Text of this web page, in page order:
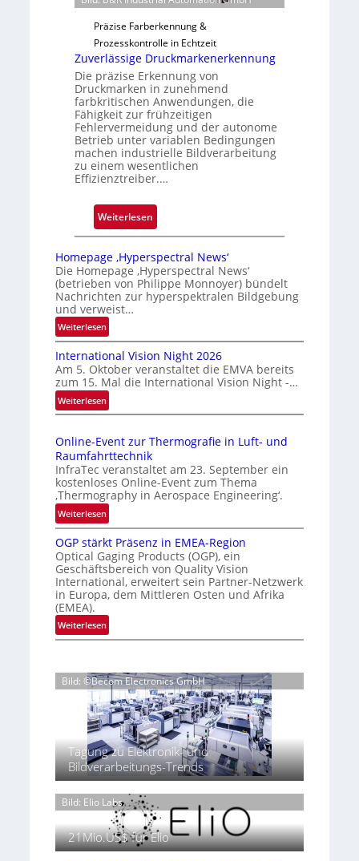
i
l
o
r
t
i
g
u
n
g
a
u
s
Präzise Farberkennung &
Prozesskontrolle in Echtzeit
Zuverlässige Druckmarkenerkennung
Die präzise Erkennung von
Druckmarken in zunehmend
farbkritischen Anwendungen, die
Fähigkeit zur frühzeitigen
Fehlervermeidung und der autonome
Betrieb unter variablen Bedingungen
machen industrielle Bildverarbeitung
zu einem wesentlichen
Effizienztreiber.…
Weiterlesen
Z
v
e
r
s
s
i
e
D
u
c
k
r
k
e
n
r
e
n
n
u
n
g
Homepage ‚Hyperspectral News‘
Die Homepage ‚Hyperspectral News‘
(betrieben von Philippe Monnoyer) bündelt
Nachrichten zur hyperspektralen Bildgebung
und verweist…
Weiterlesen:
H
o
m
e
p
a
e
‚
H
y
p
e
r
s
p
e
c
t
r
N
e
w
s
International Vision Night 2026
Am 5. Oktober veranstaltet die EMVA bereits
zum 15. Mal die International Vision Night -…
Weiterlesen:
I
t
e
r
n
a
t
o
n
a
l
V
i
s
o
n
N
h
t
2
0
2
6
Online-Event zur Thermografie in Luft- und
Raumfahrttechnik
InfraTec veranstaltet am 23. September ein
kostenloses Online-Event zum Thema
‚Thermography in Aerospace Engineering‘.
Weiterlesen:
O
n
l
i
n
-
E
n
z
u
r
T
h
r
m
o
g
OGP stärkt Präsenz in EMEA-Region
Optical Gaging Products (OGP), ein
Geschäftsbereich von Quality Vision
International, erweitert sein Partner-Netzwerk
in Europa, dem Mittleren Osten und Afrika
(EMEA).
Weiterlesen:
O
P
s
t
ä
r
k
t
P
r
ä
e
n
Bild: ©Becom Electronics GmbH
Tagung zu Elektronik- und
Bildverarbeitungs-Trends
Bild: Elio Labs.
21Mio.US$ für Elio